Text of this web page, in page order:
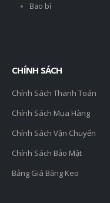
Bao bì
CHÍNH SÁCH
Chính Sách Thanh Toán
Chính Sách Mua Hàng
Chính Sách Vận Chuyển
Chính Sách Bảo Mật
Bảng Giá Băng Keo